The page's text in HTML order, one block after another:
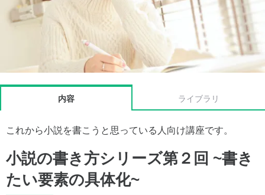
内容 ライブラリ
これから小説を書こうと思っている人向け講座です。
小説の書き方シリーズ第２回 ~書き
たい要素の具体化~